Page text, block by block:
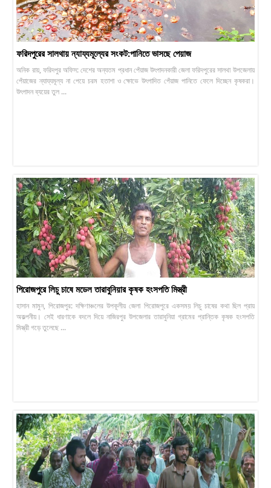
ফরিদপুরের সালথায় ন্যায্যমূল্যের সংকট:পানিতে ভাসছে পেয়াজ
অনিক রায়, ফরিদপুর অফিস: দেশের অন্যতম প্রধান পেঁয়াজ উৎপাদনকারী জেলা ফরিদপুরের সালথা উপজেলায়
পেঁয়াজের ন্যায্যমূল্য না পেয়ে চরম হতাশা ও ক্ষোভে উৎপাদিত পেঁয়াজ পানিতে ফেলে দিচ্ছেন কৃষকরা।
উৎপাদন ব্যয়ের তুল ...
পিরোজপুরে লিচু চাষে মডেল তারাবুনিয়ার কৃষক হংসপতি মিস্ত্রী
হাসান মামুন, পিরোজপুর: দক্ষিণাঞ্চলের উপকূলীয় জেলা পিরোজপুরে একসময় লিচু চাষের কথা ছিল প্রায়
অকল্পনীয়। সেই ধারণাকে বদলে দিয়ে নাজিরপুর উপজেলার তারাবুনিয়া গ্রামের প্রান্তিক কৃষক হংসপতি
মিস্ত্রী গড়ে তুলেছে ...